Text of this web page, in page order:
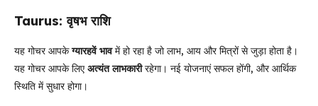
Taurus: वृषभ राशि
यह गोचर आपकेग्यारहवें भावमें हो रहा है जो लाभ, आय और मित्रों से जुड़ा होता है।
यह गोचर आपके लिएअत्यंत लाभकारीरहेगा। नई योजनाएं सफल होंगी, और आर्थिक
स्थिति में सुधार होगा।